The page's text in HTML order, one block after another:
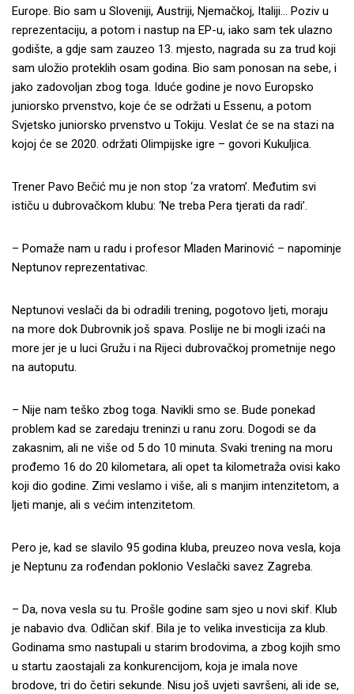
Europe. Bio sam u Sloveniji, Austriji, Njemačkoj, Italiji… Poziv u
reprezentaciju, a potom i nastup na EP-u, iako sam tek ulazno
godište, a gdje sam zauzeo 13. mjesto, nagrada su za trud koji
sam uložio proteklih osam godina. Bio sam ponosan na sebe, i
jako zadovoljan zbog toga. Iduće godine je novo Europsko
juniorsko prvenstvo, koje će se održati u Essenu, a potom
Svjetsko juniorsko prvenstvo u Tokiju. Veslat će se na stazi na
kojoj će se 2020. održati Olimpijske igre – govori Kukuljica.
Trener Pavo Bečić mu je non stop ‘za vratom’. Međutim svi
ističu u dubrovačkom klubu: ‘Ne treba Pera tjerati da radi’.
– Pomaže nam u radu i profesor Mladen Marinović – napominje
Neptunov reprezentativac.
Neptunovi veslači da bi odradili trening, pogotovo ljeti, moraju
na more dok Dubrovnik još spava. Poslije ne bi mogli izaći na
more jer je u luci Gružu i na Rijeci dubrovačkoj prometnije nego
na autoputu.
– Nije nam teško zbog toga. Navikli smo se. Bude ponekad
problem kad se zaredaju treninzi u ranu zoru. Dogodi se da
zakasnim, ali ne više od 5 do 10 minuta. Svaki trening na moru
prođemo 16 do 20 kilometara, ali opet ta kilometraža ovisi kako
koji dio godine. Zimi veslamo i više, ali s manjim intenzitetom, a
ljeti manje, ali s većim intenzitetom.
Pero je, kad se slavilo 95 godina kluba, preuzeo nova vesla, koja
je Neptunu za rođendan poklonio Veslački savez Zagreba.
– Da, nova vesla su tu. Prošle godine sam sjeo u novi skif. Klub
je nabavio dva. Odličan skif. Bila je to velika investicija za klub.
Godinama smo nastupali u starim brodovima, a zbog kojih smo
u startu zaostajali za konkurencijom, koja je imala nove
brodove, tri do četiri sekunde. Nisu još uvjeti savršeni, ali ide se,